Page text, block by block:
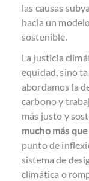
las causas
hacia un
sostenible.
La justicia
equidad, sino
abordamos la
carbono y
más justo y
mucho más
punto de
sistema de
climática o